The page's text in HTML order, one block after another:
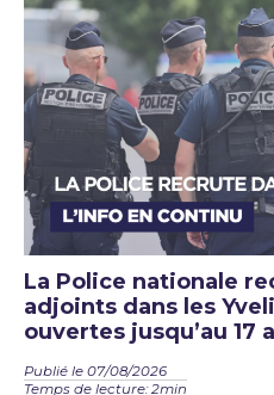
La Police nationale
adjoints dans les
ouvertes jusqu’au 17
Publié le 07/08/2026
Temps de lecture: 2min